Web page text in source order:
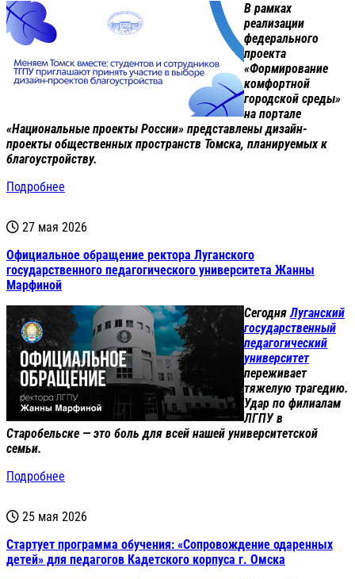
В рамках
реализации
федерального
проекта
«Формирование
комфортной
городской среды»
на портале
«Национальные проекты России» представлены дизайн-
проекты общественных пространств Томска, планируемых к
благоустройству.
Подробнее
27 мая 2026
Официальное обращение ректора Луганского
государственного педагогического университета Жанны
Марфиной
СегодняЛуганский
государственный
педагогический
университет
переживает
тяжелую трагедию.
Удар по филиалам
ЛГПУ в
Старобельске — это боль для всей нашей университетской
семьи.
Подробнее
25 мая 2026
Стартует программа обучения: «Сопровождение одаренных
детей» для педагогов Кадетского корпуса г. Омска